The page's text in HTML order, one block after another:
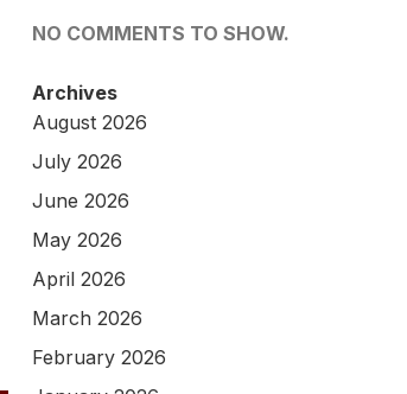
NO COMMENTS TO SHOW.
Archives
August 2026
July 2026
June 2026
May 2026
April 2026
March 2026
February 2026